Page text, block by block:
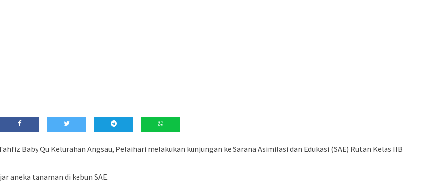
Qu Kelurahan Angsau, Pelaihari melakukan kunjungan ke Sarana Asimilasi dan Edukasi (SAE) Rutan Kelas IIB
aneka tanaman di kebun SAE.